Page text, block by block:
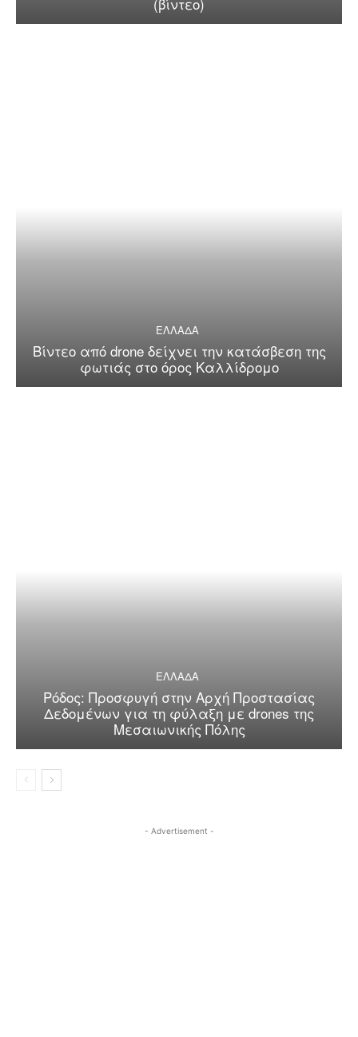
ΕΛΛΑΔΑ
Βίντεο από drone δείχνει την κατάσβεση της
φωτιάς στο όρος Καλλίδρομο
ΕΛΛΑΔΑ
Ρόδος: Προσφυγή στην Αρχή Προστασίας
Δεδομένων για τη φύλαξη με drones της
Μεσαιωνικής Πόλης
- Advertisement -